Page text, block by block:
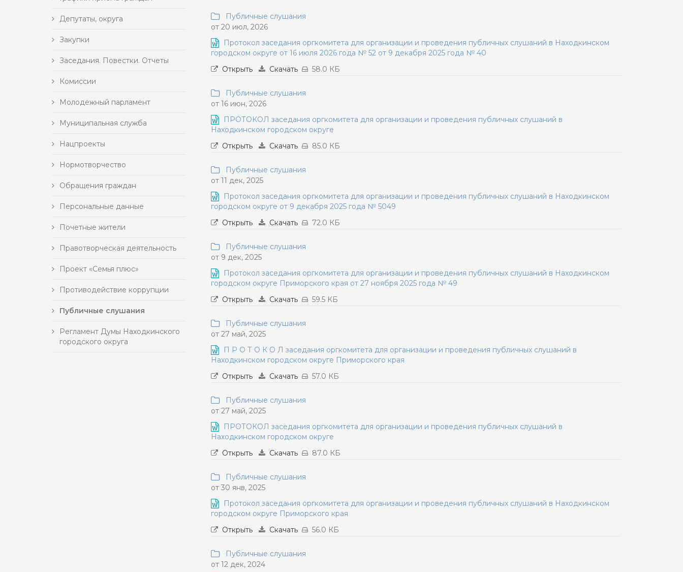
Депутаты, округа
Закупки
Заседания. Повестки. Отчеты
Комиссии
Молодежный парламент
Муниципальная служба
Нацпроекты
Нормотворчество
Обращения граждан
Персональные данные
Почетные жители
Правотворческая деятельность
Проект «Семья плюс»
Противодействие коррупции
Публичные слушания
Регламент Думы Находкинского
городского округа
Публичные слушания
от 20 июл, 2026
Протокол заседания оргкомитета для организации и проведения публичных слушаний в Находкинском
городском округе от 16 июля 2026 года № 52 от 9 декабря 2025 года № 40
Открыть
Скачать 58.0 КБ
Публичные слушания
от 16 июн, 2026
ПРОТОКОЛ заседания оргкомитета для организации и проведения публичных слушаний в
Находкинском городском округе
Открыть
Скачать 85.0 КБ
Публичные слушания
от 11 дек, 2025
Протокол заседания оргкомитета для организации и проведения публичных слушаний в Находкинском
городском округе от 9 декабря 2025 года № 5049
Открыть
Скачать 72.0 КБ
Публичные слушания
от 9 дек, 2025
Протокол заседания оргкомитета для организации и проведения публичных слушаний в Находкинском
городском округе Приморского края от 27 ноября 2025 года № 49
Открыть
Скачать 59.5 КБ
Публичные слушания
от 27 май, 2025
П Р О Т О К О Л заседания оргкомитета для организации и проведения публичных слушаний в
Находкинском городском округе Приморского края
Открыть
Скачать 57.0 КБ
Публичные слушания
от 27 май, 2025
ПРОТОКОЛ заседания оргкомитета для организации и проведения публичных слушаний в
Находкинском городском округе
Открыть
Скачать 87.0 КБ
Публичные слушания
от 30 янв, 2025
Протокол заседания оргкомитета для организации и проведения публичных слушаний в Находкинском
городском округе Приморского края
Открыть
Скачать 56.0 КБ
Публичные слушания
от 12 дек, 2024